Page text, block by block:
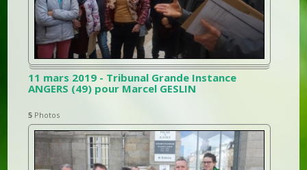
11 mars 2019 - Tribunal Grande Instance
ANGERS (49) pour Marcel GESLIN
5 Photos